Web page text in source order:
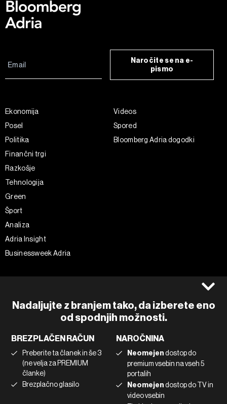
Nadaljujte z branjem tako, da izberete eno
od spodnjih možnosti.
BREZPLAČEN RAČUN
Preberite ta članek in še 3
(ne velja za PREMIUM
članke)
Brezplačno glasilo
NAROČNINA
Neomejendostop do
premium vsebin na vseh 5
portalih
Neomejendostop do TV in
video vsebin
Naročite se na e-
pismo
Ekonomija
Posel
Politika
Finančni trgi
Razkošje
Tehnologija
Green
Šport
Analiza
Adria Insight
Businessweek Adria
Videos
Spored
Bloomberg Adria dogodki
Piškotki
Marketing
Uporaba umetne inteligence
Instagram
Linkedin
Tiktok
©2022 - 2026 Bloomberg L.P. All Rights Reserved. BLOOMBERG and
the BLOOMBERG logo are registered trademarks and service marks of